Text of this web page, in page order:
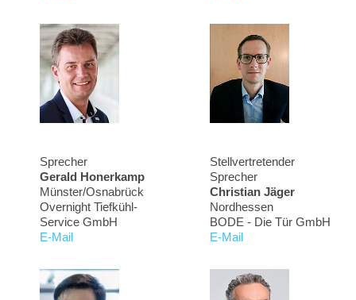
Sprecher
Gerald Honerkamp
Münster/Osnabrück
Overnight Tiefkühl-
Service GmbH
E-Mail
Stellvertretender
Sprecher
Christian Jäger
Nordhessen
BODE - Die Tür GmbH
E-Mail